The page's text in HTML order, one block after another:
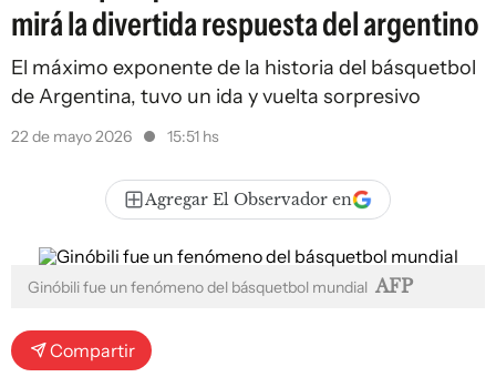
mirá la divertida respuesta del argentino
El máximo exponente de la historia del básquetbol
de Argentina, tuvo un ida y vuelta sorpresivo
22 de mayo 2026 15:51 hs
Agregar El Observador en
Ginóbili fue un fenómeno del básquetbol mundial AFP
Compartir